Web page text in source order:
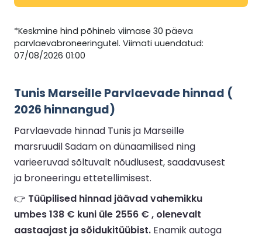
*Keskmine hind põhineb viimase 30 päeva
parvlaevabroneeringutel. Viimati uuendatud:
07/08/2026 01:00
Tunis Marseille Parvlaevade hinnad (
2026 hinnangud)
Parvlaevade hinnad Tunis ja Marseille
marsruudil Sadam on dünaamilised ning
varieeruvad sõltuvalt nõudlusest, saadavusest
ja broneeringu ettetellimisest.
👉 Tüüpilised hinnad jäävad vahemikku
umbes 138 € kuni üle 2556 € , olenevalt
aastaajast ja sõidukitüübist. Enamik autoga